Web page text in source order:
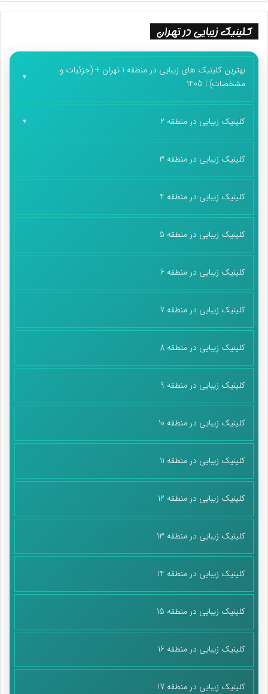
کلینیک زیبایی در تهران
بهترین کلینیک های زیبایی در منطقه 1 تهران + (جزئیات و
مشخصات) | 1405
کلینیک زیبایی در منطقه 2
کلینیک زیبایی در منطقه 3
کلینیک زیبایی در منطقه 4
کلینیک زیبایی در منطقه 5
کلینیک زیبایی در منطقه 6
کلینیک زیبایی در منطقه 7
کلینیک زیبایی در منطقه 8
کلینیک زیبایی در منطقه 9
کلینیک زیبایی در منطقه 10
کلینیک زیبایی در منطقه 11
کلینیک زیبایی در منطقه 12
کلینیک زیبایی در منطقه 13
کلینیک زیبایی در منطقه 14
کلینیک زیبایی در منطقه 15
کلینیک زیبایی در منطقه 16
کلینیک زیبایی در منطقه 17